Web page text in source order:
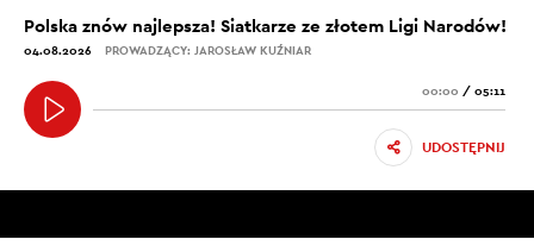
Polska znów najlepsza! Siatkarze ze złotem Ligi Narodów!
04.08.2026 PROWADZĄCY: JAROSŁAW KUŹNIAR
00:00 / 05:11
UDOSTĘPNIJ